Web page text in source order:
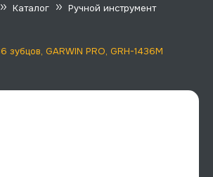
Каталог
Ручной инструмент
зубцов, GARWIN PRO, GRH-1436M